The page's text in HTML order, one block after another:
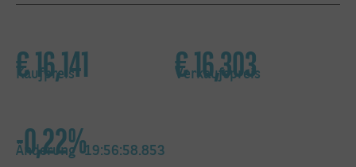
Senckenberganlage
60325 Frankfurt
am Main,
Deutschland
€16,141
Kaufpreis €16,303
Verkaufspreis
-0,22%
Änderung 19:56:58.853